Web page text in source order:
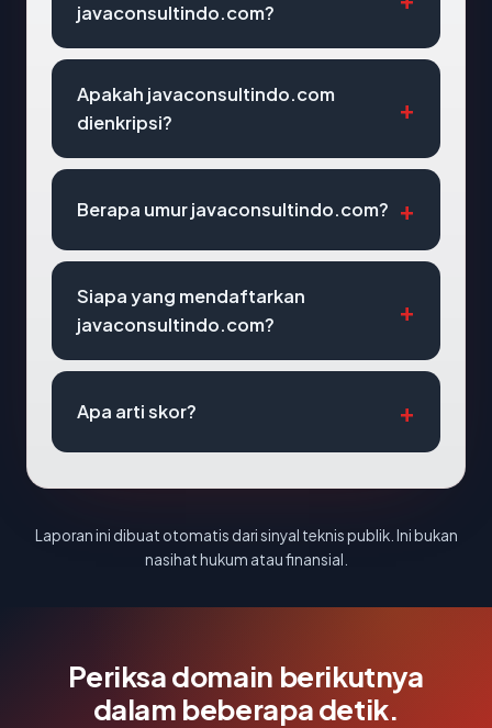
javaconsultindo.com?
Apakah javaconsultindo.com
dienkripsi?
Berapa umur javaconsultindo.com?
Siapa yang mendaftarkan
javaconsultindo.com?
Apa arti skor?
Laporan ini dibuat otomatis dari sinyal teknis publik. Ini bukan
nasihat hukum atau finansial.
Periksa domain berikutnya
dalam beberapa detik.